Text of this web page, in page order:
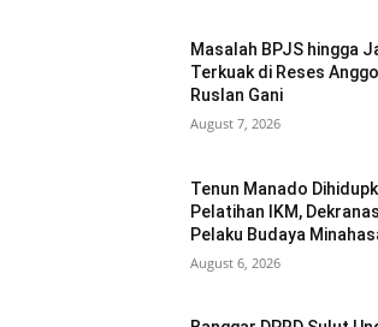
Masalah BPJS hingga
Terkuak di Reses
Ruslan Gani
August 7, 2026
Tenun Manado
Pelatihan IKM,
Pelaku Budaya
August 6, 2026